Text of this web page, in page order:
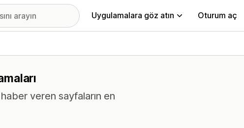
Uygulamalara göz atın Oturum aç
veren sayfaların en